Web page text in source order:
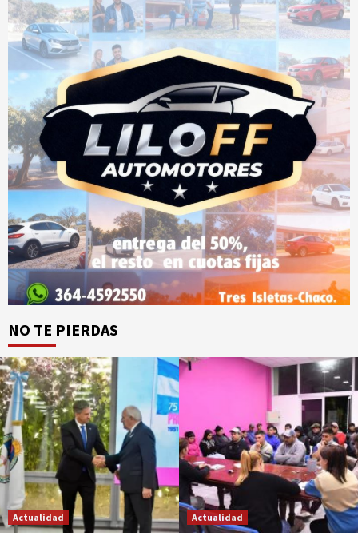
NO TE PIERDAS
Actualidad Actualidad